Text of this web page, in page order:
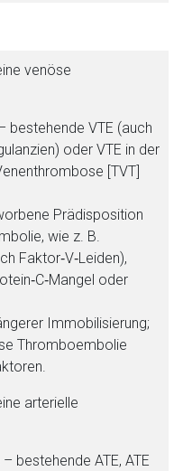
venöse
VTE (auch
oder VTE in der
[TVT]
Prädisposition
wie z. B.
Faktor‑V‑Leiden),
oder
Immobilisierung;
Thromboembolie
arterielle
bestehende ATE, ATE
eine externe Web-
Web-Seite ist deren
gelten dort ggf. andere
liste.de Zur Seite